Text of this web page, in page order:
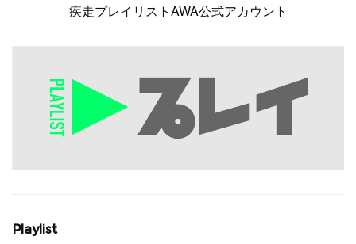
疾走プレイリストAWA公式アカウント
Playlist